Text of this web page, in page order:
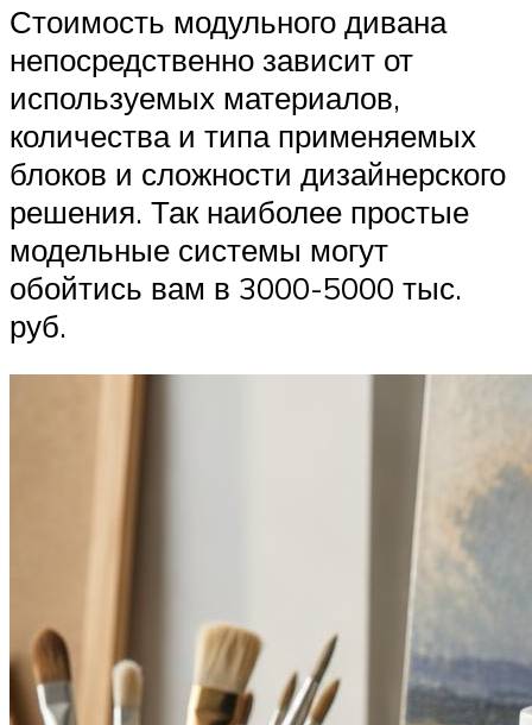
Стоимость модульного дивана
непосредственно зависит от
используемых материалов,
количества и типа применяемых
блоков и сложности дизайнерского
решения. Так наиболее простые
модельные системы могут
обойтись вам в 3000-5000 тыс.
руб.